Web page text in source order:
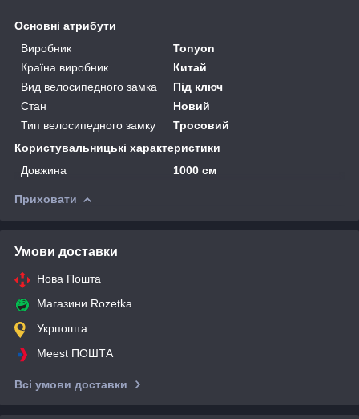
Основні атрибути
Виробник
Tonyon
Країна виробник
Китай
Вид велосипедного замка
Під ключ
Стан
Новий
Тип велосипедного замку
Тросовий
Користувальницькі характеристики
Довжина
1000 см
Приховати
Умови доставки
Нова Пошта
Магазини Rozetka
Укрпошта
Meest ПОШТА
Всі умови доставки